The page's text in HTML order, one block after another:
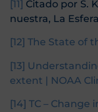
[11] Citado por S.
nuestra, La
[12] The State of
[13]
extent | NOAA
[14] TC – Change